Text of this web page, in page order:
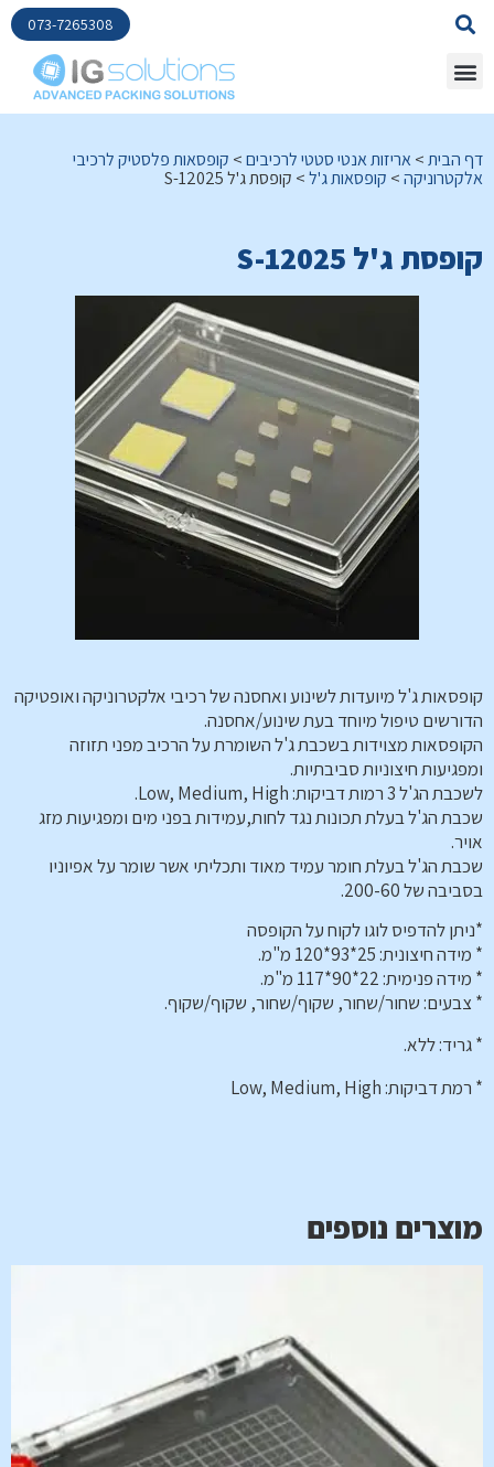
073-7265308
דף הבית>אריזות אנטי סטטי לרכיבים> קופסאות פלסטיק לרכיבי
אלקטרוניקה> קופסאות ג'ל> קופסת ג'ל S-12025
קופסת ג'ל S-12025
קופסאות ג'ל מיועדות לשינוע ואחסנה של רכיבי אלקטרוניקה ואופטיקה
הדורשים טיפול מיוחד בעת שינוע/אחסנה.
הקופסאות מצוידות בשכבת ג'ל השומרת על הרכיב מפני תזוזה
ומפגיעות חיצוניות סביבתיות.
לשכבת הג'ל 3 רמות דביקות: Low, Medium, High.
שכבת הג'ל בעלת תכונות נגד לחות,עמידות בפני מים ומפגיעות מזג
אויר.
שכבת הג'ל בעלת חומר עמיד מאוד ותכליתי אשר שומר על אפיוניו
בסביבה של 200-60.
*ניתן להדפיס לוגו לקוח על הקופסה
* מידה חיצונית: 25*93*120 מ"מ.
* מידה פנימית: 22*90*117 מ"מ.
* צבעים: שחור/שחור, שקוף/שחור, שקוף/שקוף.
* גריד: ללא.
* רמת דביקות: Low, Medium, High
מוצרים נוספים